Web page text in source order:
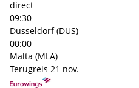
direct
09:30
Dusseldorf (DUS)
00:00
Malta (MLA)
Terugreis 21 nov.